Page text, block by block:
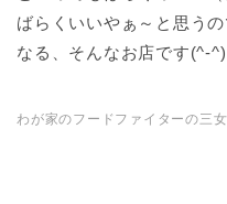
ばらくいいやぁ～と思う
なる、そんなお店です(^-^)
わが家のフードファイターの三